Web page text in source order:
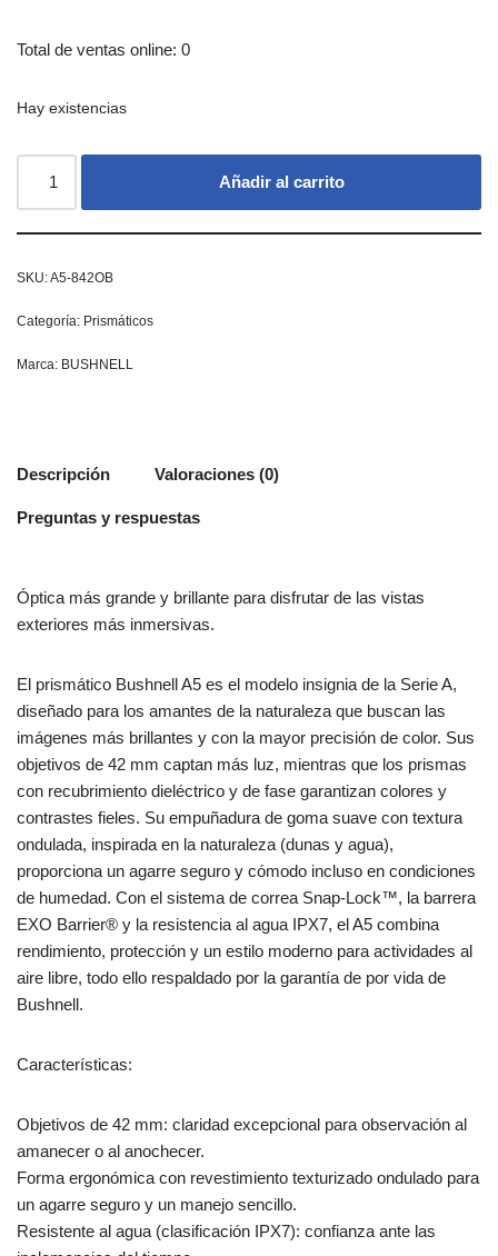
Total de ventas online: 0
Hay existencias
Añadir al carrito
SKU:A5-842OB
Categoría: Prismáticos
Marca: BUSHNELL
Descripción Valoraciones (0)
Preguntas y respuestas
Óptica más grande y brillante para disfrutar de las vistas
exteriores más inmersivas.
El prismático Bushnell A5 es el modelo insignia de la Serie A,
diseñado para los amantes de la naturaleza que buscan las
imágenes más brillantes y con la mayor precisión de color. Sus
objetivos de 42 mm captan más luz, mientras que los prismas
con recubrimiento dieléctrico y de fase garantizan colores y
contrastes fieles. Su empuñadura de goma suave con textura
ondulada, inspirada en la naturaleza (dunas y agua),
proporciona un agarre seguro y cómodo incluso en condiciones
de humedad. Con el sistema de correa Snap-Lock™, la barrera
EXO Barrier® y la resistencia al agua IPX7, el A5 combina
rendimiento, protección y un estilo moderno para actividades al
aire libre, todo ello respaldado por la garantía de por vida de
Bushnell.
Características:
Objetivos de 42 mm: claridad excepcional para observación al
amanecer o al anochecer.
Forma ergonómica con revestimiento texturizado ondulado para
un agarre seguro y un manejo sencillo.
Resistente al agua (clasificación IPX7): confianza ante las